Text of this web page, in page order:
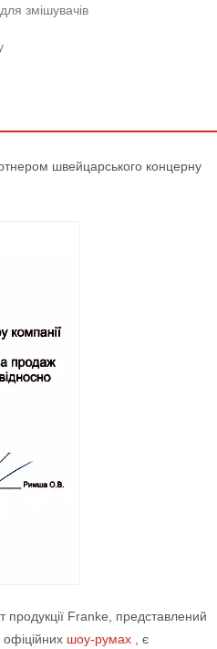
змішувачів
швейцарського концерну
Franke, представлений
офіційних шоу-румах , є